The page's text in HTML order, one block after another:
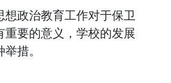
想政治教育工作对于保卫
重要的意义，学校的发展
措。